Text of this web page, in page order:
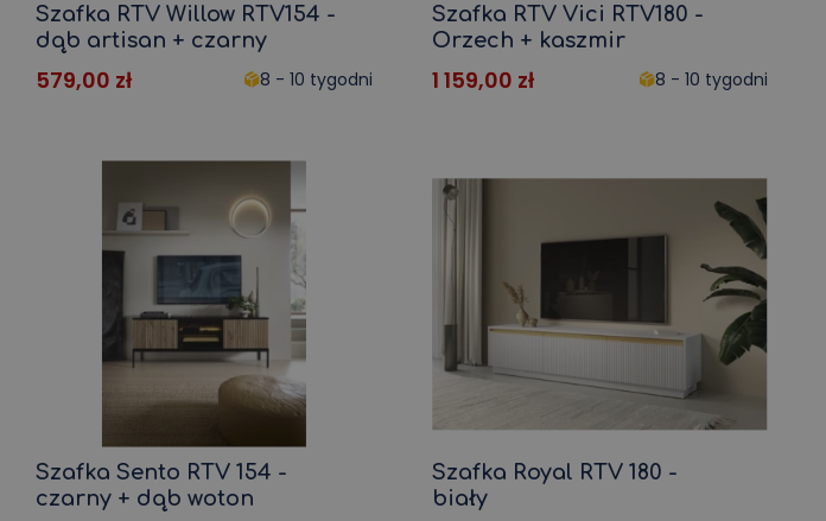
Szafka RTV Willow RTV154 -
dąb artisan + czarny
579,00 zł 8 - 10 tygodni
Szafka RTV Vici RTV180 -
Orzech + kaszmir
1 159,00 zł 8 - 10 tygodni
Szafka Sento RTV 154 -
czarny + dąb woton
Szafka Royal RTV 180 -
biały